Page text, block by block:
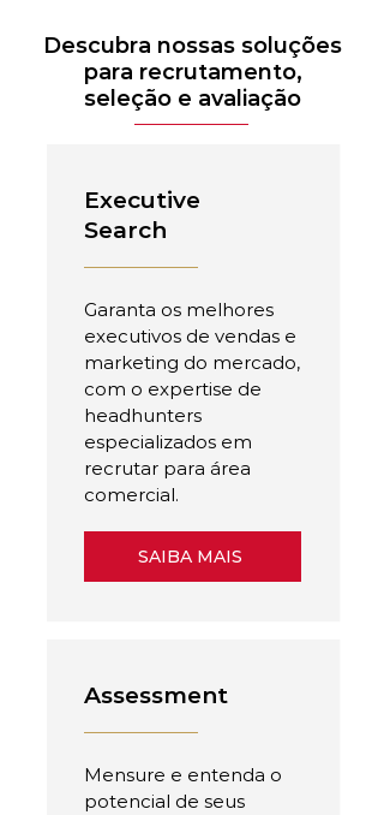
Descubra nossas soluções
para recrutamento,
seleção e avaliação
Executive
Search
Garanta os melhores
executivos de vendas e
marketing do mercado,
com o expertise de
headhunters
especializados em
recrutar para área
comercial.
SAIBA MAIS
Assessment
Mensure e entenda o
potencial de seus